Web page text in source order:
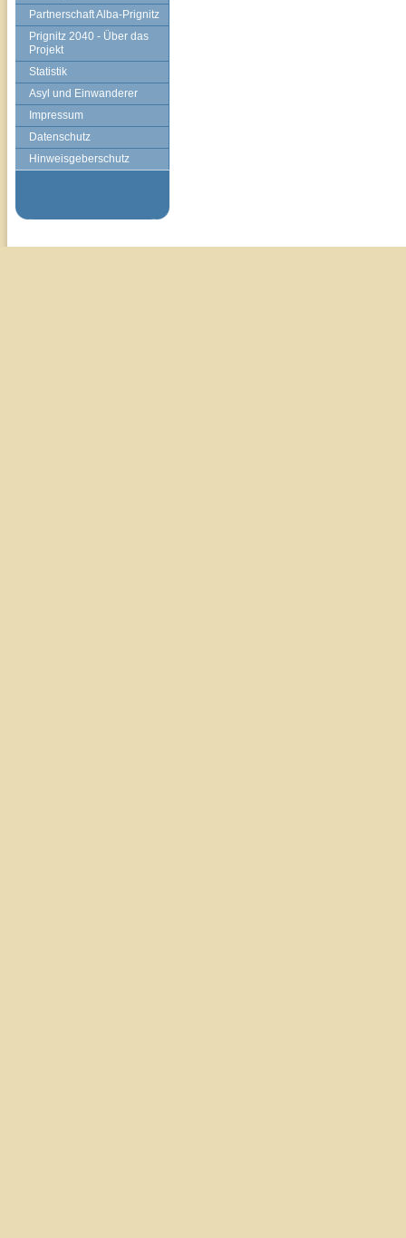
Partnerschaft Alba-Prignitz
Prignitz 2040 - Über das
Projekt
Statistik
Asyl und Einwanderer
Impressum
Datenschutz
Hinweisgeberschutz